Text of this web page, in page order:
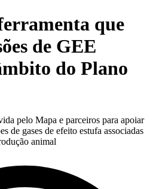
que
de GEE
do Plano
pelo Mapa e parceiros para apoiar
de gases de efeito estufa associadas
animal